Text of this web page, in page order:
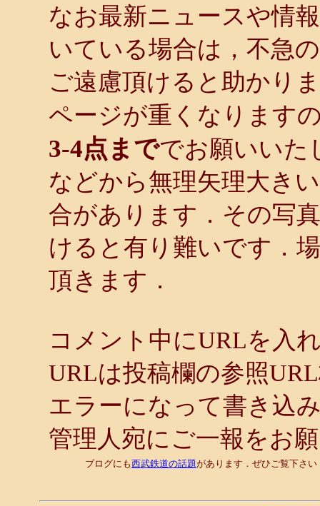
なお最新ニュースや情
いている場合は，不急
ご遠慮頂けると助かり
ページが重くなります
3-4点まででお願いいた
などから無理矢理大き
合があります．その写
けると有り難いです．
頂きます．
コメント中にURLを入
URLは投稿欄の参照
エラーになって書き込
管理人宛にご一報をお
ブログにも西武鉄道の話題があります．ぜひご覧下さ